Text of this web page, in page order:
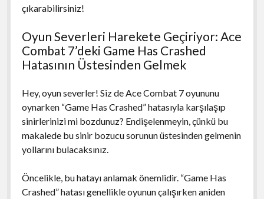
çıkarabilirsiniz!
Oyun Severleri Harekete Geçiriyor: Ace
Combat 7’deki Game Has Crashed
Hatasının Üstesinden Gelmek
Hey, oyun severler! Siz de Ace Combat 7 oyununu
oynarken “Game Has Crashed” hatasıyla karşılaşıp
sinirlerinizi mi bozdunuz? Endişelenmeyin, çünkü bu
makalede bu sinir bozucu sorunun üstesinden gelmenin
yollarını bulacaksınız.
Öncelikle, bu hatayı anlamak önemlidir. “Game Has
Crashed” hatası genellikle oyunun çalışırken aniden